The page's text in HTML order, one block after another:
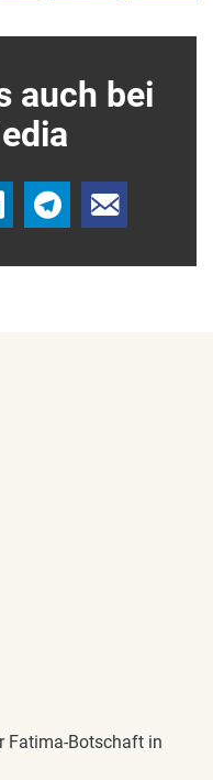
auch bei
Fatima-Botschaft in